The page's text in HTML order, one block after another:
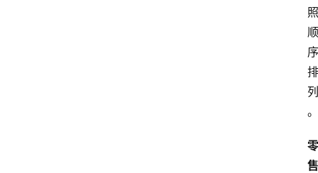
照
顺
序
排
列
。
零
售